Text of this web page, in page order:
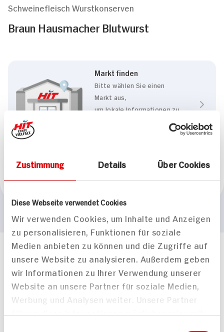
Zustimmung Details Über Cookies
Diese Webseite verwendet Cookies
Wir verwenden Cookies, um Inhalte und Anzeigen
zu personalisieren, Funktionen für soziale
Medien anbieten zu können und die Zugriffe auf
unsere Website zu analysieren. Außerdem geben
wir Informationen zu Ihrer Verwendung unserer
Website an unsere Partner für soziale Medien,
Werbung und Analysen weiter. Unsere Partner
Schweinefleisch Wurstkonserven
Braun Hausmacher Blutwurst
Markt finden
Bitte wählen Sie einen
Markt aus,
um lokale Informationen zu
Häufig gestellte Fragen
Mehr Informationen in unserem FAQ
kontakt
hit.de
Wir beantworten gerne Ihre Fragen
(0228) 42967 0
Montag - Donnerstag: 9 bis 16 Uhr